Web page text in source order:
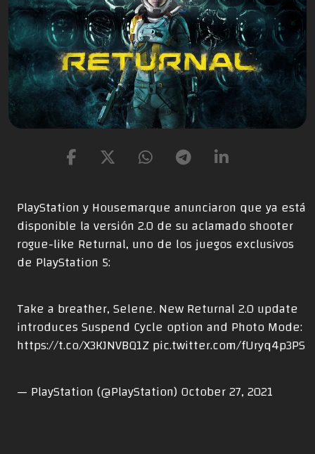
PlayStation y Housemarque anunciaron que ya está
disponible la versión 2.0 de su aclamado shooter
rogue-like Returnal, uno de los juegos exclusivos
de PlayStation 5:
Take a breather, Selene. New Returnal 2.0 update
introduces Suspend Cycle option and Photo Mode:
https://t.co/X3KJNVBQ1Zpic.twitter.com/fUryq4p3PS
— PlayStation (@PlayStation)October 27, 2021